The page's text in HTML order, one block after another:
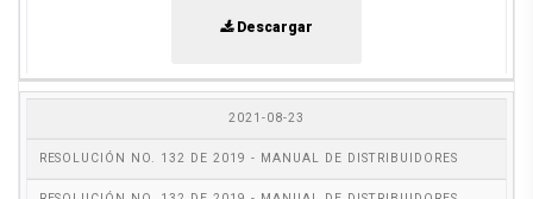
Descargar
2021-08-23
RESOLUCIÓN NO. 132 DE 2019 - MANUAL DE DISTRIBUIDORES